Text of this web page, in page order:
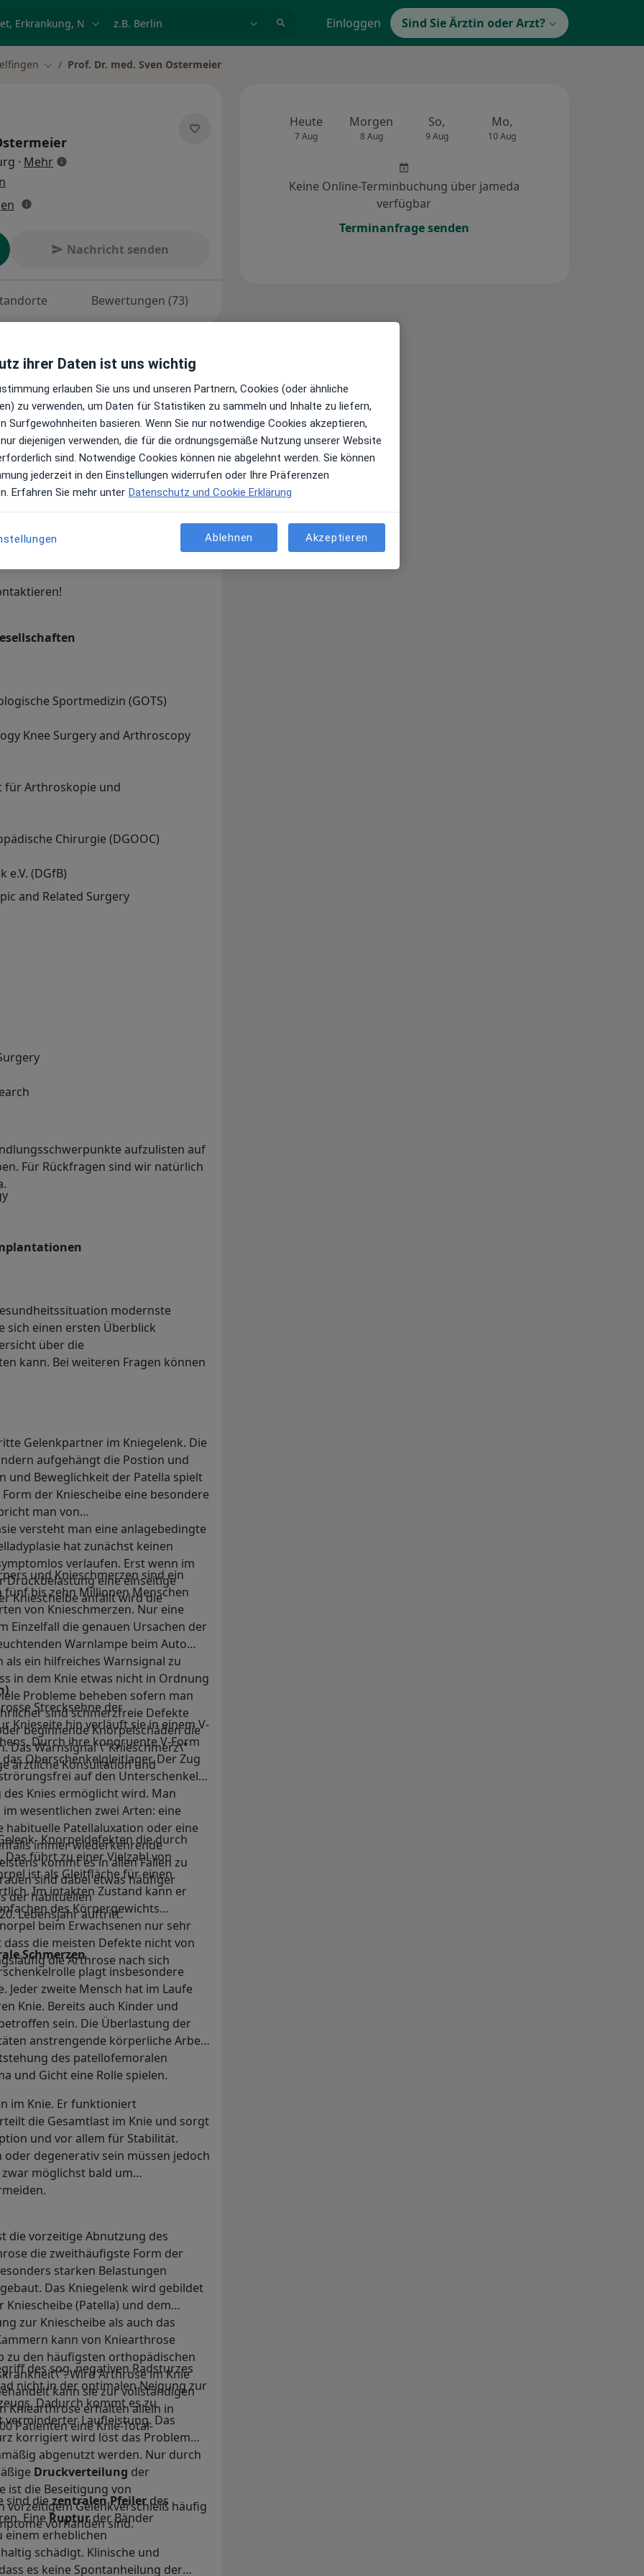
Einloggen Sind Sie Ärztin oder Arzt?
Stadt ändern
Prof. Dr. med. Sven Ostermeier
· Mehrüber Spezialisierungen
Nachricht senden
Bewertungen (73)
Juni 2022 Juni 2022 Juni 2022
Ich möchte dass Sie sich bei mir
ersten Einblick in mein
Sie individuell fachkompetent und
Sportmedizin (GOTS)
Knee Surgery and Arthroscopy
für Arthroskopie und
Chirurgie (DGOOC)
e.V. (DGfB)
and Related Surgery
aufzulisten auf
Für Rückfragen sind wir natürlich
modernste
sich einen ersten Überblick
über die
kann. Bei weiteren Fragen können
Gelenkpartner im Kniegelenk. Die
aufgehängt die Postion und
und Beweglichkeit der Patella spielt
der Kniescheibe eine besondere
man von
versteht man eine anlagebedingte
hat zunächst keinen
verlaufen. Erst wenn im
Druckbelastung eine einseitige
Kniescheibe anfällt wird die
und Knieschmerzen sind ein
bis zehn Millionen Menschen
von Knieschmerzen. Nur eine
Einzelfall die genauen Ursachen der
Warnlampe beim Auto
als ein hilfreiches Warnsignal zu
in dem Knie etwas nicht in Ordnung
Probleme beheben sofern man
sind schmerzfreie Defekte
beginnende Knorpelschäden die
Das Warnsignal \"Knieschmerz\"
ärztliche Konsultation und
Strecksehne der
Knieseite hin verläuft sie in einem V-
Durch ihre kongruente V-Form
Oberschenkelgleitlager. Der Zug
auf den Unterschenkel
Knies ermöglicht wird. Man
wesentlichen zwei Arten: eine
Patellaluxation oder eine
immer wiederkehrende
kommt es in allen Fällen zu
sind dabei etwas häufiger
der habituellen
Lebensjahr auftritt.
Knorpeldefekten die durch
führt zu einer Vielzahl von
ist als Gleitfläche für einen
Im intakten Zustand kann er
des Körpergewichts
beim Erwachsenen nur sehr
die meisten Defekte nicht von
die Arthrose nach sich
Schmerzen
plagt insbesondere
Jeder zweite Mensch hat im Laufe
Knie. Bereits auch Kinder und
sein. Die Überlastung der
anstrengende körperliche Arbeit
des patellofemoralen
und Gicht eine Rolle spielen.
im Knie. Er funktioniert
die Gesamtlast im Knie und sorgt
und vor allem für Stabilität.
degenerativ sein müssen jedoch
möglichst bald um
die vorzeitige Abnutzung des
die zweithäufigste Form der
starken Belastungen
Das Kniegelenk wird gebildet
(Patella) und dem
zur Kniescheibe als auch das
kann von Kniearthrose
zu den häufigsten orthopädischen
Wird Arthrose im Knie
kann sie zur vollständigen
Kniearthrose erhalten allein in
Patienten eine Knie-Total-
des sog. negativen Radsturzes
nicht in der optimalen Neigung zur
Dadurch kommt es zu
verminderter Laufleistung. Das
korrigiert wird löst das Problem
abgenutzt werden. Nur durch
Druckverteilung der
ist die Beseitigung von
Gelenkverschleiß häufig
vorhanden sind.
sind diezentralen Pfeilerdes
EineRupturder Bänder
einem erheblichen
schädigt. Klinische und
es keine Spontanheilung der
Heute
7 Aug
Morgen
8 Aug
So,
9 Aug
Mo,
10 Aug
Keine Online-Terminbuchung über jameda
verfügbar
Terminanfrage senden
ihrer Daten ist uns wichtig
erlauben Sie uns und unseren Partnern, Cookies (oder ähnliche
zu verwenden, um Daten für Statistiken zu sammeln und Inhalte zu liefern,
Surfgewohnheiten basieren. Wenn Sie nur notwendige Cookies akzeptieren,
diejenigen verwenden, die für die ordnungsgemäße Nutzung unserer Website
sind. Notwendige Cookies können nie abgelehnt werden. Sie können
jederzeit in den Einstellungen widerrufen oder Ihre Präferenzen
Erfahren Sie mehr unter Datenschutz und Cookie Erklärung
Ablehnen Akzeptieren